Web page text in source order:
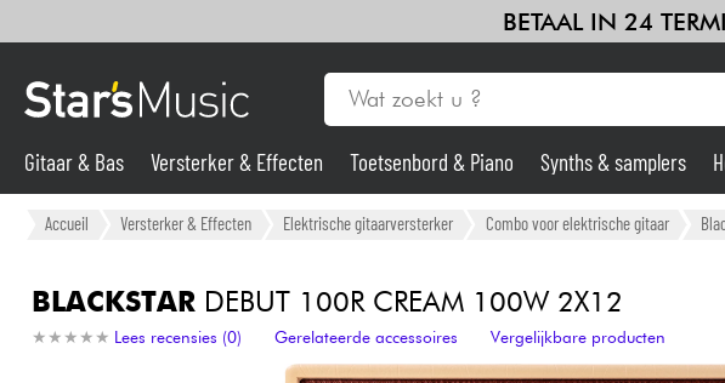
BETAAL IN 24
Gitaar & Bas
Synths & samplers
Gitaar & Bas Versterker & Effecten Toetsenbord & Piano Synths & samplers
Accueil Versterker & Effecten Elektrische gitaarversterker Combo voor elektrische gitaar
BLACKSTARDEBUT 100R CREAM 100W 2X12
★ ★ ★ ★ ★
★ ★ ★ ★ ★ Lees recensies (0) Gerelateerde accessoires Vergelijkbare producten